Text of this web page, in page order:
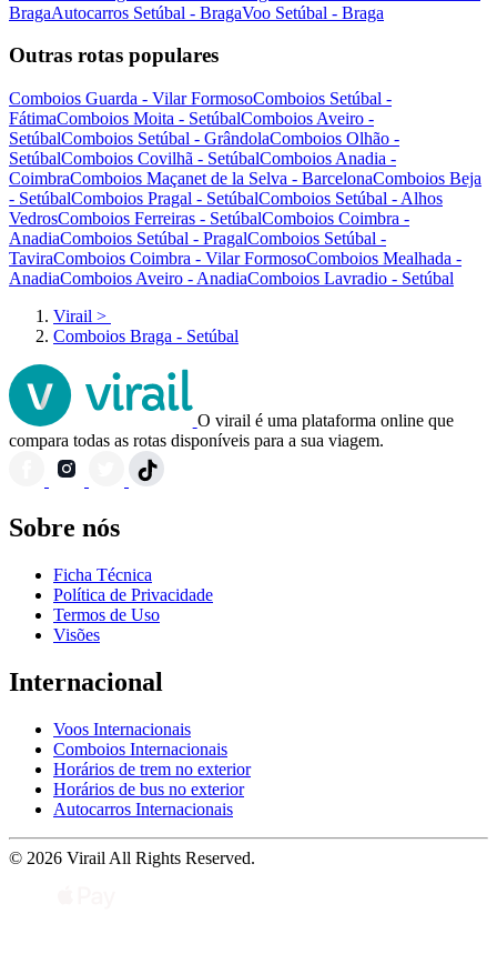
BragaAutocarros Setúbal - BragaVoo Setúbal - Braga
Outras rotas populares
Comboios Guarda - Vilar FormosoComboios Setúbal -
FátimaComboios Moita - SetúbalComboios Aveiro -
SetúbalComboios Setúbal - GrândolaComboios Olhão -
SetúbalComboios Covilhã - SetúbalComboios Anadia -
CoimbraComboios Maçanet de la Selva - BarcelonaComboios Beja
- SetúbalComboios Pragal - SetúbalComboios Setúbal - Alhos
VedrosComboios Ferreiras - SetúbalComboios Coimbra -
AnadiaComboios Setúbal - PragalComboios Setúbal -
TaviraComboios Coimbra - Vilar FormosoComboios Mealhada -
AnadiaComboios Aveiro - AnadiaComboios Lavradio - Setúbal
Virail >
Comboios Braga - Setúbal
O virail é uma plataforma online que
compara todas as rotas disponíveis para a sua viagem.
Sobre nós
Ficha Técnica
Política de Privacidade
Termos de Uso
Visões
Internacional
Voos Internacionais
Comboios Internacionais
Horários de trem no exterior
Horários de bus no exterior
Autocarros Internacionais
© 2026 Virail All Rights Reserved.